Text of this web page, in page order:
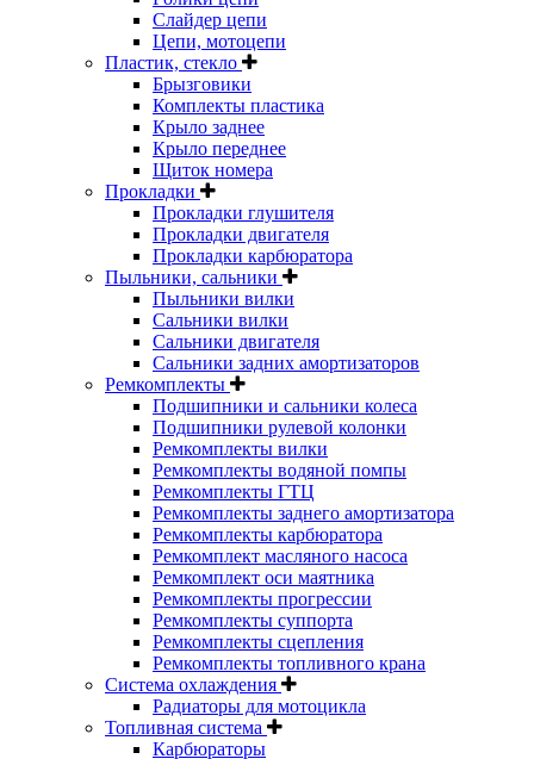
Слайдер цепи
Цепи, мотоцепи
Пластик, стекло
Брызговики
Комплекты пластика
Крыло заднее
Крыло переднее
Щиток номера
Прокладки
Прокладки глушителя
Прокладки двигателя
Прокладки карбюратора
Пыльники, сальники
Пыльники вилки
Сальники вилки
Сальники двигателя
Сальники задних амортизаторов
Ремкомплекты
Подшипники и сальники колеса
Подшипники рулевой колонки
Ремкомплекты вилки
Ремкомплекты водяной помпы
Ремкомплекты ГТЦ
Ремкомплекты заднего амортизатора
Ремкомплекты карбюратора
Ремкомплект масляного насоса
Ремкомплект оси маятника
Ремкомплекты прогрессии
Ремкомплекты суппорта
Ремкомплекты сцепления
Ремкомплекты топливного крана
Система охлаждения
Радиаторы для мотоцикла
Топливная система
Карбюраторы